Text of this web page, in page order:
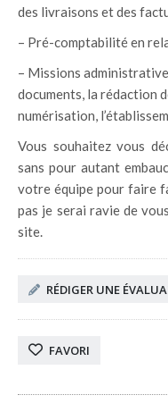
des livraisons et des
– Pré-comptabilité en
– Missions
documents, la rédaction
numérisation,
Vous souhaitez vous
sans pour autant
votre équipe pour faire
pas je serai ravie de
site.
RÉDIGER UNE
FAVORI